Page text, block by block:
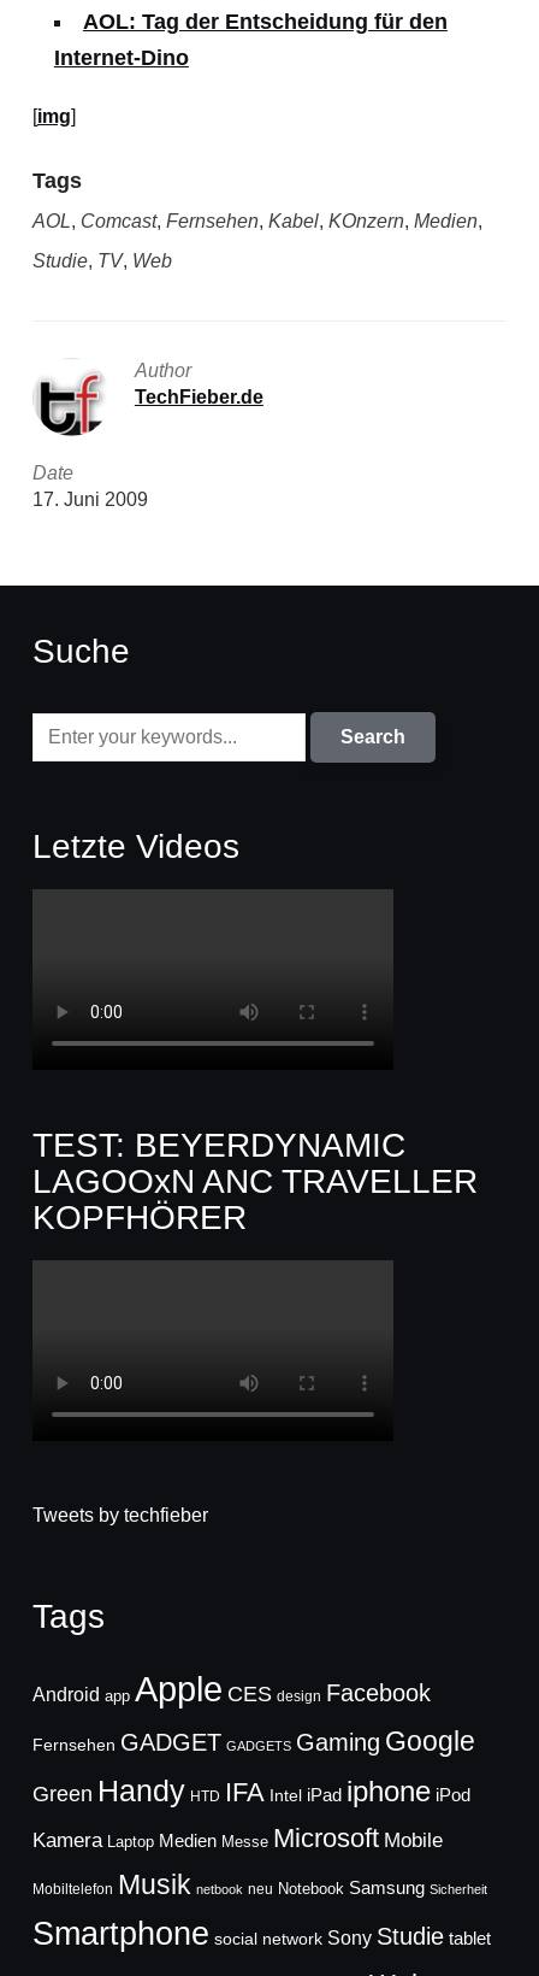
AOL: Tag der Entscheidung für den
Internet-Dino
[img]
Tags
AOL, Comcast, Fernsehen, Kabel, KOnzern, Medien,
Studie, TV, Web
Author
TechFieber.de
Date
17. Juni 2009
Suche
Letzte Videos
TEST: BEYERDYNAMIC
LAGOOxN ANC TRAVELLER
KOPFHÖRER
Tweets by techfieber
Tags
Android app Apple CES design Facebook
Fernsehen GADGET GADGETS Gaming Google
Green Handy HTD IFA Intel iPad iphone iPod
Kamera Laptop Medien Messe Microsoft Mobile
Mobiltelefon Musik netbook neu Notebook Samsung Sicherheit
Smartphone social network Sony Studie tablet